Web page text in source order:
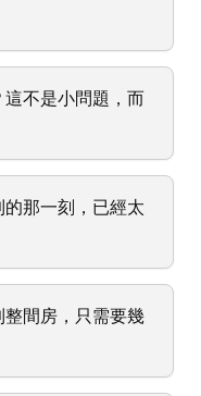
不是小問題，而
那一刻，已經太
間房，只需要幾